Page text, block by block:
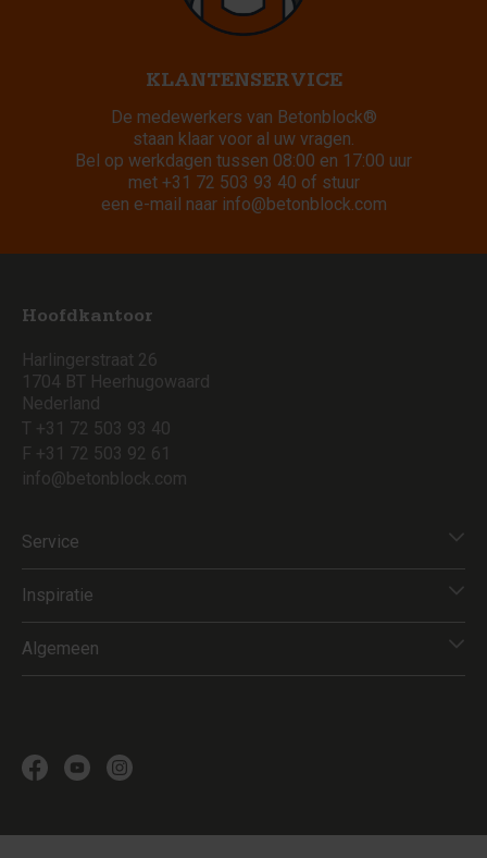
KLANTENSERVICE
De medewerkers van Betonblock®
staan klaar voor al uw vragen.
Bel op werkdagen tussen 08:00 en 17:00 uur
met +31 72 503 93 40 of stuur
een e-mail naar info@betonblock.com
Hoofdkantoor
Harlingerstraat 26
1704 BT Heerhugowaard
Nederland
T +31 72 503 93 40
F +31 72 503 92 61
info@betonblock.com
Service
Inspiratie
Algemeen